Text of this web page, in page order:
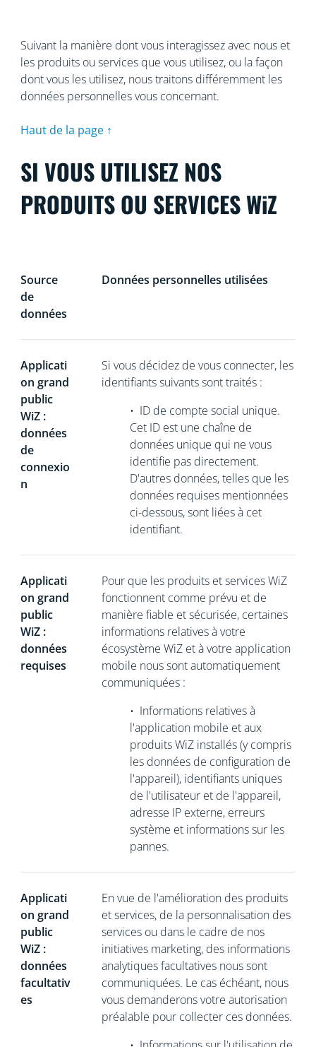
Suivant la manière dont vous interagissez avec nous et
les produits ou services que vous utilisez, ou la façon
dont vous les utilisez, nous traitons différemment les
données personnelles vous concernant.
Haut de la page ↑
SI VOUS UTILISEZ NOS
PRODUITS OU SERVICES WiZ
Source
de
données
Données personnelles utilisées
Applicati
on grand
public
WiZ :
données
de
connexio
n
Si vous décidez de vous connecter, les
identifiants suivants sont traités :
• ID de compte social unique.
Cet ID est une chaîne de
données unique qui ne vous
identifie pas directement.
D'autres données, telles que les
données requises mentionnées
ci-dessous, sont liées à cet
identifiant.
Applicati
on grand
public
WiZ :
données
requises
Pour que les produits et services WiZ
fonctionnent comme prévu et de
manière fiable et sécurisée, certaines
informations relatives à votre
écosystème WiZ et à votre application
mobile nous sont automatiquement
communiquées :
• Informations relatives à
l'application mobile et aux
produits WiZ installés (y compris
les données de configuration de
l'appareil), identifiants uniques
de l'utilisateur et de l'appareil,
adresse IP externe, erreurs
système et informations sur les
pannes.
Applicati
on grand
public
WiZ :
données
facultativ
es
En vue de l'amélioration des produits
et services, de la personnalisation des
services ou dans le cadre de nos
initiatives marketing, des informations
analytiques facultatives nous sont
communiquées. Le cas échéant, nous
vous demanderons votre autorisation
préalable pour collecter ces données.